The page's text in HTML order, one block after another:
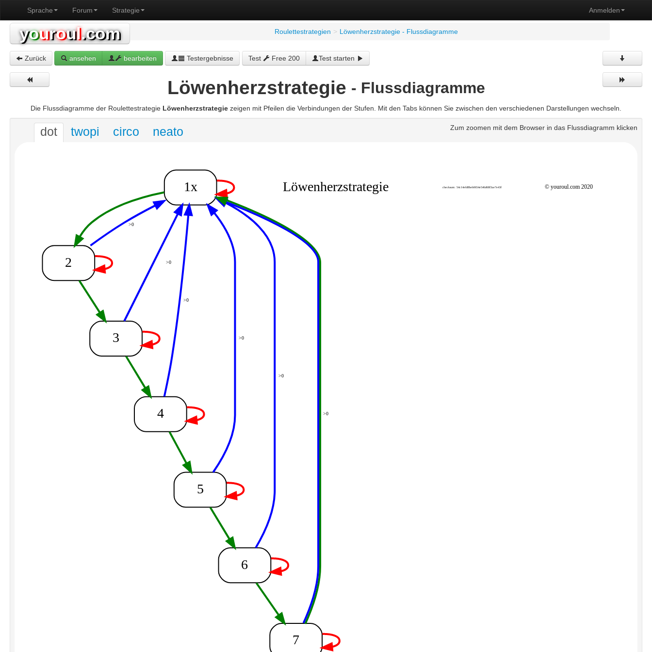
Anmelden
Sprache Forum Strategie
youroul.com Roulettestrategien > Löwenherzstrategie - Flussdiagramme
Zurück ansehen bearbeiten Testergebnisse Test Free 200 Test starten
Löwenherzstrategie - Flussdiagramme
Die Flussdiagramme der Roulettestrategie Löwenherzstrategie zeigen mit Pfeilen die Verbindungen der Stufen. Mit den Tabs können Sie zwischen den verschiedenen Darstellungen wechseln.
Zum zoomen mit dem Browser in das Flussdiagramm klicken
dot twopi circo neato